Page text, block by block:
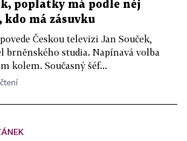
poplatky má podle něj
má zásuvku
Českou televizi Jan Souček,
brněnského studia. Napínavá volba
kolem. Současný šéf...